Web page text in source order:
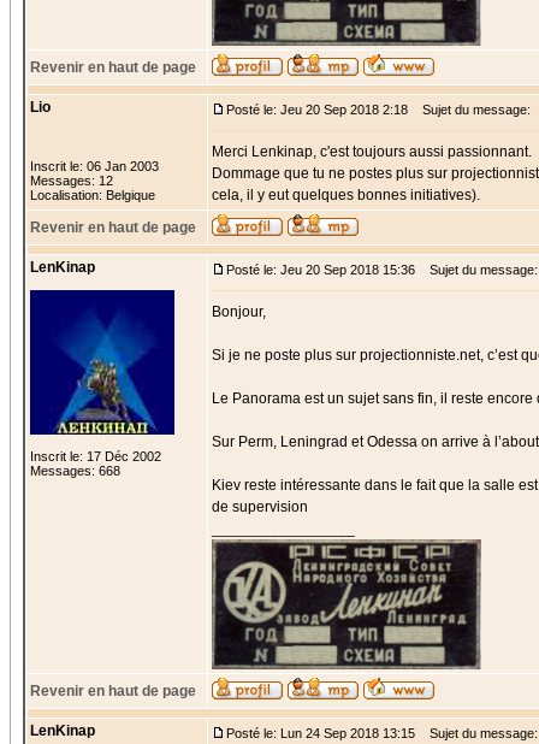
Revenir en haut de page
Lio
Inscrit le: 06 Jan 2003
Messages: 12
Localisation: Belgique
Posté le: Jeu 20 Sep 2018 2:18 Sujet du message:
Merci Lenkinap, c'est toujours aussi passionnant.
Dommage que tu ne postes plus sur
cela, il y eut quelques bonnes initiatives).
Revenir en haut de page
LenKinap
Inscrit le: 17 Déc 2002
Messages: 668
Posté le: Jeu 20 Sep 2018 15:36 Sujet du message:
Bonjour,
Si je ne poste plus sur projectionniste.net, c’est
Le Panorama est un sujet sans fin, il reste
Sur Perm, Leningrad et Odessa on arrive à
Kiev reste intéressante dans le fait que la salle
de supervision
Revenir en haut de page
LenKinap Posté le: Lun 24 Sep 2018 13:15 Sujet du message: